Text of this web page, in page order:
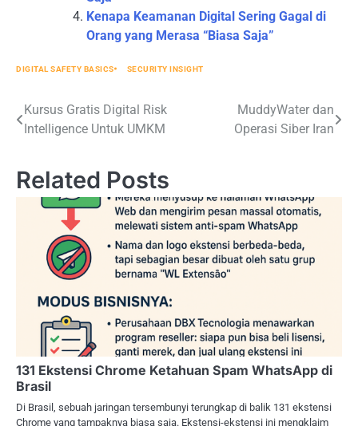
Kenapa Keamanan Digital Sering Gagal di
Orang yang Merasa “Biasa Saja”
DIGITAL SAFETY BASICS SECURITY INSIGHT
Post
navigation
Kursus Gratis Digital Risk
Intelligence Untuk UMKM
MuddyWater dan
Operasi Siber Iran
Related Posts
131 Ekstensi Chrome Ketahuan Spam WhatsApp di
Brasil
Di Brasil, sebuah jaringan tersembunyi terungkap di balik 131 ekstensi
Chrome yang tampaknya biasa saja. Ekstensi-ekstensi ini mengklaim